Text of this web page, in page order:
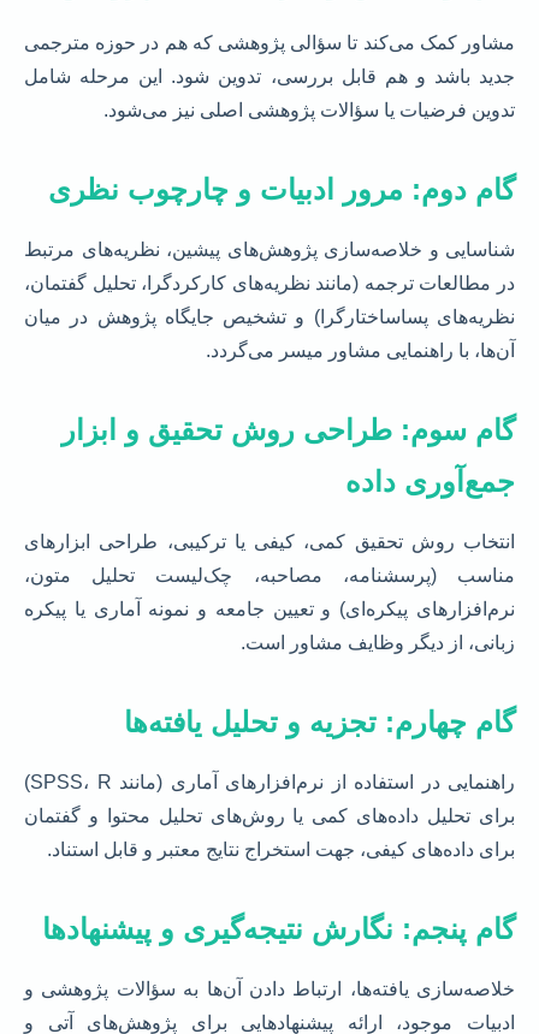
مشاور کمک می‌کند تا سؤالی پژوهشی که هم در حوزه مترجمی
جدید باشد و هم قابل بررسی، تدوین شود. این مرحله شامل
تدوین فرضیات یا سؤالات پژوهشی اصلی نیز می‌شود.
گام دوم: مرور ادبیات و چارچوب نظری
شناسایی و خلاصه‌سازی پژوهش‌های پیشین، نظریه‌های مرتبط
در مطالعات ترجمه (مانند نظریه‌های کارکردگرا، تحلیل گفتمان،
نظریه‌های پساساختارگرا) و تشخیص جایگاه پژوهش در میان
آن‌ها، با راهنمایی مشاور میسر می‌گردد.
گام سوم: طراحی روش تحقیق و ابزار
جمع‌آوری داده
انتخاب روش تحقیق کمی، کیفی یا ترکیبی، طراحی ابزارهای
مناسب (پرسشنامه، مصاحبه، چک‌لیست تحلیل متون،
نرم‌افزارهای پیکره‌ای) و تعیین جامعه و نمونه آماری یا پیکره
زبانی، از دیگر وظایف مشاور است.
گام چهارم: تجزیه و تحلیل یافته‌ها
راهنمایی در استفاده از نرم‌افزارهای آماری (مانند SPSS، R)
برای تحلیل داده‌های کمی یا روش‌های تحلیل محتوا و گفتمان
برای داده‌های کیفی، جهت استخراج نتایج معتبر و قابل استناد.
گام پنجم: نگارش نتیجه‌گیری و پیشنهادها
خلاصه‌سازی یافته‌ها، ارتباط دادن آن‌ها به سؤالات پژوهشی و
ادبیات موجود، ارائه پیشنهادهایی برای پژوهش‌های آتی و